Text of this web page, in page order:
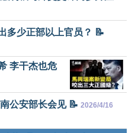
多少正部以上官员？ 📝
李干杰也危
公安部长会见 📝 2026/4/16